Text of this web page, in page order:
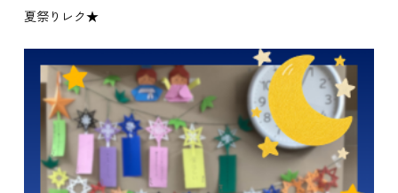
夏祭りレク★